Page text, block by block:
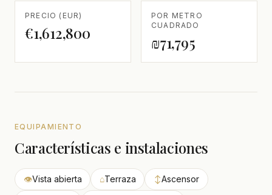
PRECIO (EUR)
€1,612,800
POR METRO
CUADRADO
₪71,795
EQUIPAMIENTO
Características e instalaciones
👁Vista abierta ⌂Terraza ↕Ascensor